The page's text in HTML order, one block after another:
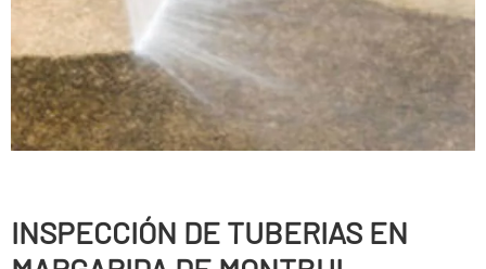
INSPECCIÓN DE TUBERIAS EN